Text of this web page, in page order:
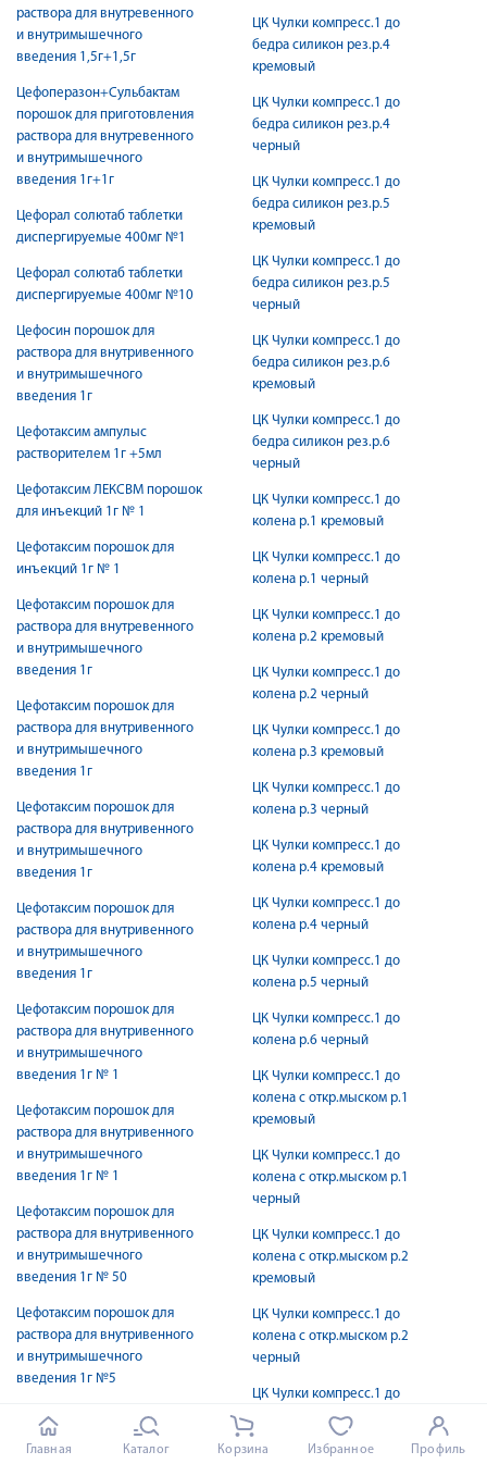
раствора для внутревенного
и внутримышечного
введения 1,5г+1,5г
Цефоперазон+Сульбактам
порошок для приготовления
раствора для внутревенного
и внутримышечного
введения 1г+1г
Цефорал солютаб таблетки
диспергируемые 400мг №1
Цефорал солютаб таблетки
диспергируемые 400мг №10
Цефосин порошок для
раствора для внутривенного
и внутримышечного
введения 1г
Цефотаксим ампулыс
растворителем 1г +5мл
Цефотаксим ЛЕКСВМ порошок
для инъекций 1г № 1
Цефотаксим порошок для
инъекций 1г № 1
Цефотаксим порошок для
раствора для внутревенного
и внутримышечного
введения 1г
Цефотаксим порошок для
раствора для внутривенного
и внутримышечного
введения 1г
Цефотаксим порошок для
раствора для внутривенного
и внутримышечного
введения 1г
Цефотаксим порошок для
раствора для внутривенного
и внутримышечного
введения 1г
Цефотаксим порошок для
раствора для внутривенного
и внутримышечного
введения 1г № 1
Цефотаксим порошок для
раствора для внутривенного
и внутримышечного
введения 1г № 1
Цефотаксим порошок для
раствора для внутривенного
и внутримышечного
введения 1г № 50
Цефотаксим порошок для
раствора для внутривенного
и внутримышечного
введения 1г №5
Цефпар СВ порошок для
раствора для внутривенного
и внутримышечного
ЦК Чулки компресс.1 до
бедра силикон рез.р.4
кремовый
ЦК Чулки компресс.1 до
бедра силикон рез.р.4
черный
ЦК Чулки компресс.1 до
бедра силикон рез.р.5
кремовый
ЦК Чулки компресс.1 до
бедра силикон рез.р.5
черный
ЦК Чулки компресс.1 до
бедра силикон рез.р.6
кремовый
ЦК Чулки компресс.1 до
бедра силикон рез.р.6
черный
ЦК Чулки компресс.1 до
колена р.1 кремовый
ЦК Чулки компресс.1 до
колена р.1 черный
ЦК Чулки компресс.1 до
колена р.2 кремовый
ЦК Чулки компресс.1 до
колена р.2 черный
ЦК Чулки компресс.1 до
колена р.3 кремовый
ЦК Чулки компресс.1 до
колена р.3 черный
ЦК Чулки компресс.1 до
колена р.4 кремовый
ЦК Чулки компресс.1 до
колена р.4 черный
ЦК Чулки компресс.1 до
колена р.5 черный
ЦК Чулки компресс.1 до
колена р.6 черный
ЦК Чулки компресс.1 до
колена с откр.мыском р.1
кремовый
ЦК Чулки компресс.1 до
колена с откр.мыском р.1
черный
ЦК Чулки компресс.1 до
колена с откр.мыском р.2
кремовый
ЦК Чулки компресс.1 до
колена с откр.мыском р.2
черный
ЦК Чулки компресс.1 до
колена с откр.мыском р.3
кремовый
Главная Каталог Корзина Избранное Профиль